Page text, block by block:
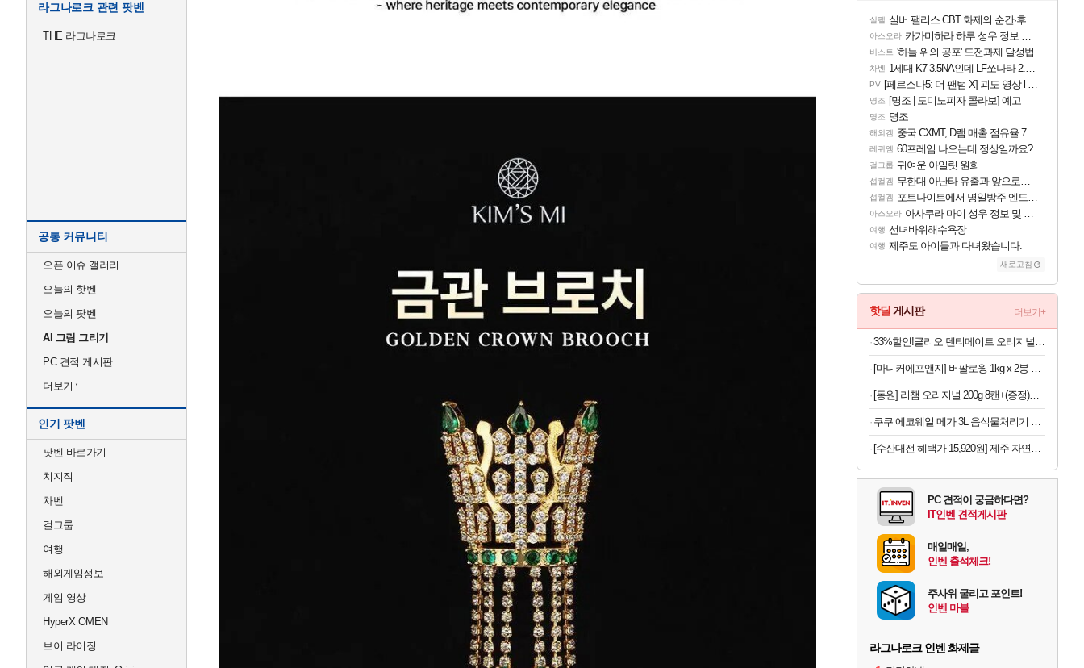
라그나로크 관련 팟벤
THE 라그나로크
공통 커뮤니티
오픈 이슈 갤러리
오늘의 핫벤
오늘의 팟벤
AI 그림 그리기
PC 견적 게시판
더보기
인기 팟벤
팟벤 바로가기
치지직
차벤
걸그룹
여행
해외게임정보
게임 영상
HyperX OMEN
브이 라이징
실팰 실버 팰리스 CBT 화제의 순간·후기 모음
아스오라 카가미하라 하루 성우 정보 및 주요 필모
비스트 '하늘 위의 공포' 도전과제 달성법
차벤 1세대 K7 3.5NA인데 LF쏘나타 2.0NA 기변하면 유류비 절약이 얼마나 될까요..?
PV [페르소나5: 더 팬텀 X] 괴도 영상 l 타카마키 안·댄싱 스타
명조 [명조 | 도미노피자 콜라보] 예고
명조 명조
해외겜 중국 CXMT, D램 매출 점유율 7%…글로벌 4위로 부상
레퀴엠 60프레임 나오는데 정상일까요?
걸그룹 귀여운 아일릿 원희
섭컬겜 무한대 아난타 유출과 앞으로의 예상 (루머)
섭컬겜 포트나이트에서 명일방주 엔드필드 [펠리카] 판매 예정
아스오라 아사쿠라 마이 성우 정보 및 주요 필모
여행 선녀바위해수욕장
여행 제주도 아이들과 다녀왔습니다.
새로고침
핫딜 게시판 더보기+
33%할인!클리오 덴티메이트 오리지널 초극세모, 10개입, 3개
[마니커에프앤지] 버팔로윙 1kg x 2봉 외 버팔로봉/윙봉/닭다리
[동원] 리챔 오리지널 200g 8캔+(증정)리챔 프로틴 200g 1캔 외 오리지널/오믈레햄/더블라이트
쿠쿠 에코웨일 메가 3L 음식물처리기 눌음방지 건조분쇄형 쿠쿠 직접생산
[수산대전 혜택가 15,920원] 제주 자연산 손질 고등어 10팩 / 1팩당 100-120g / 간편조리 반찬
PC 견적이 궁금하다면?
IT인벤 견적게시판
매일매일,
인벤 출석체크!
주사위 굴리고 포인트!
인벤 마블
라그나로크 인벤 화제글